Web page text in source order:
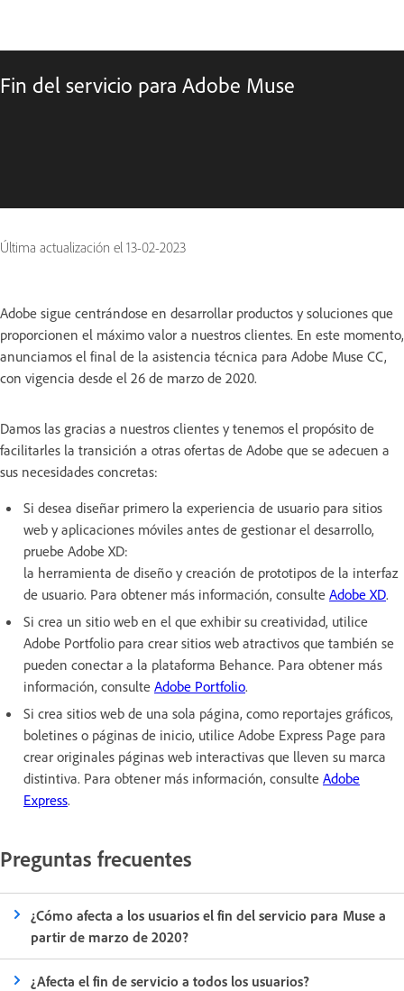
Fin del servicio para Adobe Muse
Última actualización el 13-02-2023
Adobe sigue centrándose en desarrollar productos y soluciones que
proporcionen el máximo valor a nuestros clientes. En este momento,
anunciamos el final de la asistencia técnica para Adobe Muse CC,
con vigencia desde el 26 de marzo de 2020.
Damos las gracias a nuestros clientes y tenemos el propósito de
facilitarles la transición a otras ofertas de Adobe que se adecuen a
sus necesidades concretas:
Si desea diseñar primero la experiencia de usuario para sitios
web y aplicaciones móviles antes de gestionar el desarrollo,
pruebe Adobe XD:
la herramienta de diseño y creación de prototipos de la interfaz
de usuario. Para obtener más información, consulte Adobe XD.
Si crea un sitio web en el que exhibir su creatividad, utilice
Adobe Portfolio para crear sitios web atractivos que también se
pueden conectar a la plataforma Behance. Para obtener más
información, consulte Adobe Portfolio.
Si crea sitios web de una sola página, como reportajes gráficos,
boletines o páginas de inicio, utilice Adobe Express Page para
crear originales páginas web interactivas que lleven su marca
distintiva. Para obtener más información, consulte Adobe
Express.
Preguntas frecuentes
¿Cómo afecta a los usuarios el fin del servicio para Muse a
partir de marzo de 2020?
¿Afecta el fin de servicio a todos los usuarios?